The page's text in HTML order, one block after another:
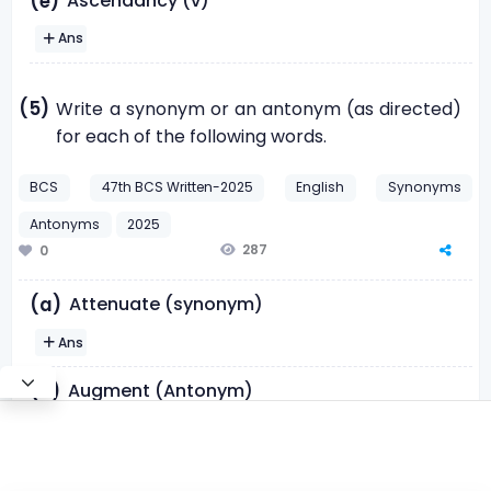
Ans
(5) Write a synonym or an antonym (as directed)
for each of the following words.
BCS 47th BCS Written-2025 English
Synonyms
Antonyms
2025
0
287
(a) Attenuate (synonym)
Ans
(b) Augment (Antonym)